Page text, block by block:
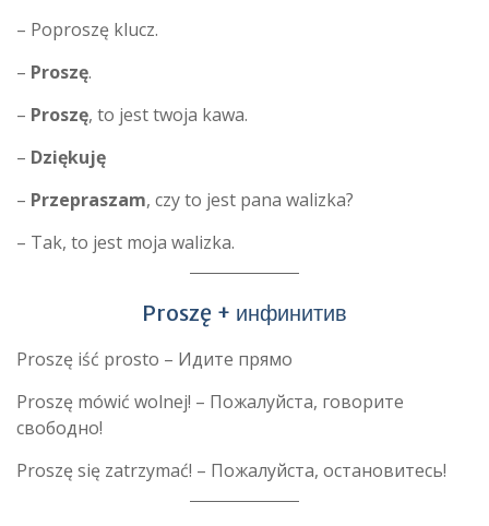
– Poproszę klucz.
– Proszę.
– Proszę, to jest twoja kawa.
– Dziękuję
– Przepraszam, czy to jest pana walizka?
– Tak, to jest moja walizka.
Proszę + инфинитив
Proszę iść prosto – Идите прямо
Proszę mówić wolnej! – Пожалуйста, говорите
свободно!
Proszę się zatrzymać! – Пожалуйста, остановитесь!